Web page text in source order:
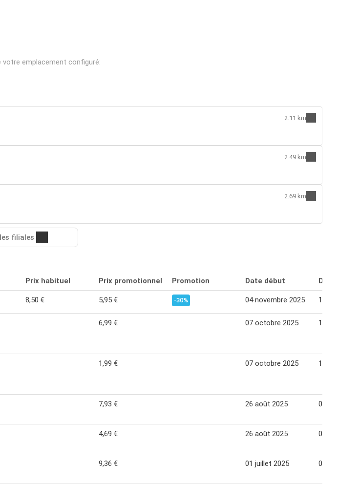
emplacement configuré:
2.11 km
2.49 km
2.69 km
filiales
Prix habituel Prix promotionnel Promotion Date début Date
8,50 € 5,95 € -30% 04 novembre 2025 10
6,99 € 07 octobre 2025 13
1,99 € 07 octobre 2025 13
7,93 € 26 août 2025 01
4,69 € 26 août 2025 01
9,36 € 01 juillet 2025 07